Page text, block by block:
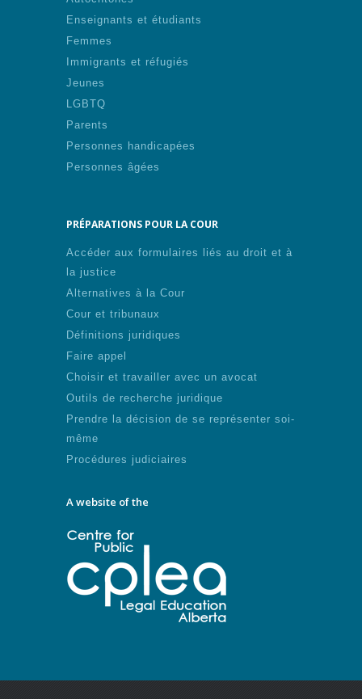
Enseignants et étudiants
Femmes
Immigrants et réfugiés
Jeunes
LGBTQ
Parents
Personnes handicapées
Personnes âgées
PRÉPARATIONS POUR LA COUR
Accéder aux formulaires liés au droit et à
la justice
Alternatives à la Cour
Cour et tribunaux
Définitions juridiques
Faire appel
Choisir et travailler avec un avocat
Outils de recherche juridique
Prendre la décision de se représenter soi-
même
Procédures judiciaires
A website of the